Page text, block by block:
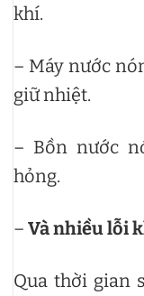
khí.
– Máy nước
giữ nhiệt.
– Bồn nước
hỏng.
– Và nhiều lỗi
Qua thời gian